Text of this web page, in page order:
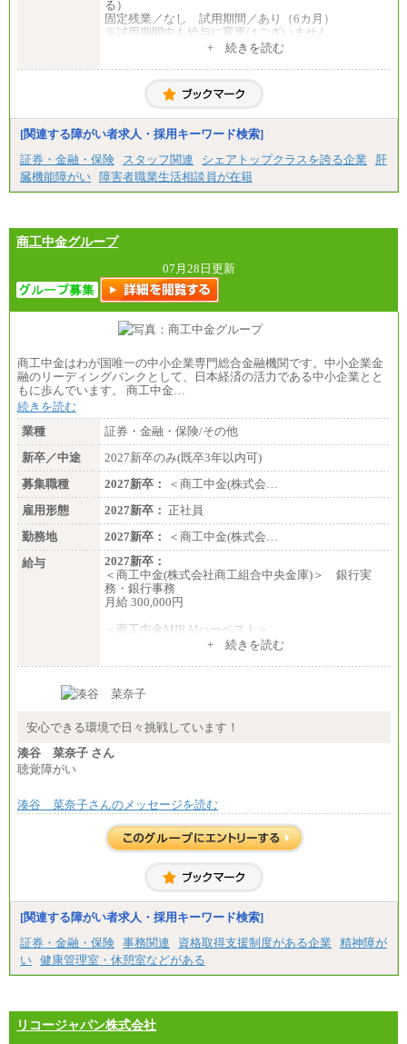
⑤月給20万円～25万円
⑥月給33万円～48万円
⑦月給271,000円以上
⑧～⑮月給200,000円〜月給400,000円
⑯月給185,000円以上
⑱月給212,000円以上
以上
⑳月給205,000円以上
㉑月給185,000 円以上
㉒月給185,000 円以上
㉓月給224,500円以上
※全コース共通※ 能力・経験・勤務地などにより
る）
固定残業／なし 試用期間／あり（6カ月）
※試用期間中も給与に変更はございません
月給20万2000円～23万4000円（勤務地により異な
固定残業／なし 試用期間／あり（6か月）
+ 続きを読む
[関連する障がい者求人・採用キーワード検索]
証券・金融・保険
スタッフ関連 シェアトップクラスを誇る企業
肝
臓機能障がい 障害者職業生活相談員が在籍
商工中金グループ
07月28日更新
商工中金はわが国唯一の中小企業専門総合金融機関です。中小企業金
融のリーディングバンクとして、日本経済の活力である中小企業とと
もに歩んでいます。 商工中金…
続きを読む
業種
証券・金融・保険/その他
新卒／中途
2027新卒のみ(既卒3年以内可)
募集職種
2027新卒：
＜商工中金(株式会…
雇用形態
2027新卒： 正社員
勤務地
2027新卒：
＜商工中金(株式会…
給与
2027新卒：
＜商工中金(株式会社商工組合中央金庫)＞ 銀行実
務・銀行事務
月給 300,000円
＜商工中金MIRAIハーベスト＞
+ 続きを読む
安心できる環境で日々挑戦しています！
湊谷 菜奈子 さん
聴覚障がい
湊谷 菜奈子さんのメッセージを読む
[関連する障がい者求人・採用キーワード検索]
証券・金融・保険 事務関連 資格取得支援制度がある企業
精神障が
い 健康管理室・休憩室などがある
リコージャパン株式会社